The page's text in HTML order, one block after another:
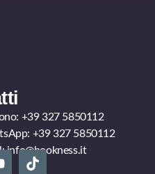
+39 327 5850112
+39 327 5850112
info@bookness.it